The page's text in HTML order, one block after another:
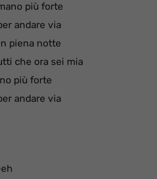
più forte
andare via
piena notte
che ora sei mia
più forte
andare via